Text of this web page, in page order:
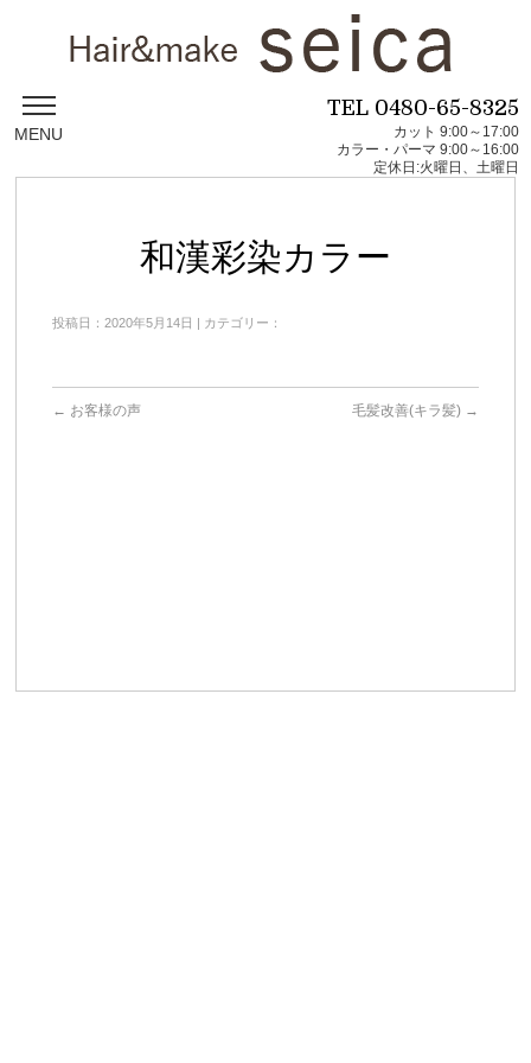
MENU
TEL 0480-65-8325
カット 9:00～17:00
カラー・パーマ 9:00～16:00
定休日:火曜日、土曜日
和漢彩染カラー
投稿日：2020年5月14日 | カテゴリー：
← お客様の声 毛髪改善(キラ髪) →